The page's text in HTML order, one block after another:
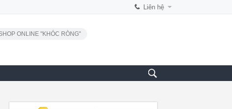
Liên hệ
ONLINE "KHÓC RÒNG"